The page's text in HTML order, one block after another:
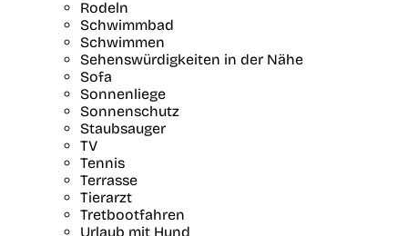
Rodeln
Schwimmbad
Schwimmen
Sehenswürdigkeiten in der Nähe
Sofa
Sonnenliege
Sonnenschutz
Staubsauger
TV
Tennis
Terrasse
Tierarzt
Tretbootfahren
Urlaub mit Hund